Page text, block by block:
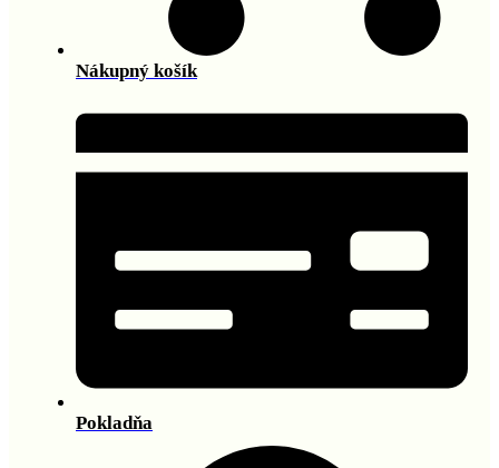
Nákupný košík
Pokladňa